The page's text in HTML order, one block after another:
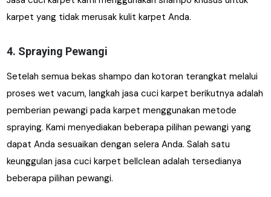
karpet yang tidak merusak kulit karpet Anda.
4. Spraying Pewangi
Setelah semua bekas shampo dan kotoran terangkat melalui
proses wet vacum, langkah jasa cuci karpet berikutnya adalah
pemberian pewangi pada karpet menggunakan metode
spraying. Kami menyediakan beberapa pilihan pewangi yang
dapat Anda sesuaikan dengan selera Anda. Salah satu
keunggulan jasa cuci karpet bellclean adalah tersedianya
beberapa pilihan pewangi.